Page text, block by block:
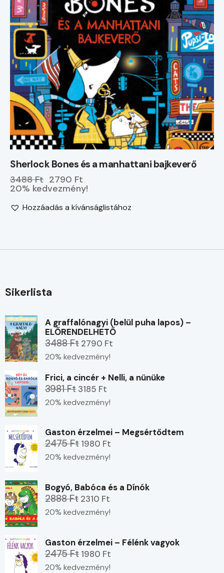
Sherlock Bones és a manhattani bajkeverő
3488 Ft 2790 Ft
20% kedvezmény!
Hozzáadás a kívánságlistához
Sikerlista
A graffalónagyi (belül puha lapos) –
ELŐRENDELHETŐ
3488 Ft 2790 Ft
20% kedvezmény!
Frici, a cincér + Nelli, a nünüke
3981 Ft 3185 Ft
20% kedvezmény!
Gaston érzelmei – Megsértődtem
2475 Ft 1980 Ft
20% kedvezmény!
Bogyó, Babóca és a Dínók
2888 Ft 2310 Ft
20% kedvezmény!
Gaston érzelmei – Félénk vagyok
2475 Ft 1980 Ft
20% kedvezmény!